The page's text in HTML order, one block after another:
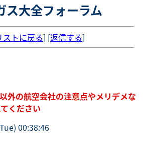
ス大全フォーラム
ストに戻る] [返信する]
外の航空会社の注意点やメリデメな
ください
00:38:46